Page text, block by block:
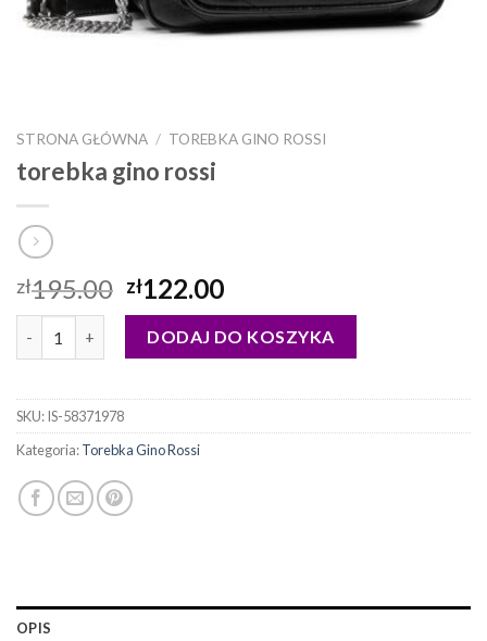
STRONA GŁÓWNA / TOREBKA GINO ROSSI
torebka gino rossi
zł195.00 zł122.00
ilość torebka gino rossiDODAJ DO KOSZYKA
SKU:IS-58371978
Kategoria:Torebka Gino Rossi
OPIS